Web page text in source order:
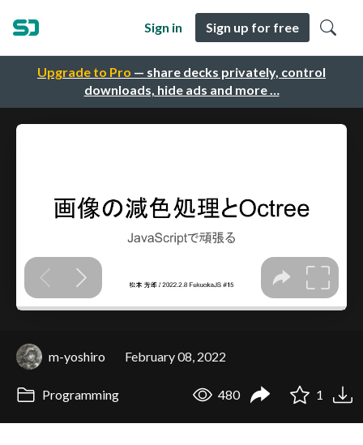
Upgrade to Pro — share decks privately, control
downloads, hide ads and more …
Sign in Sign up for free
m-yoshiro February 08, 2022
Programming 480 1